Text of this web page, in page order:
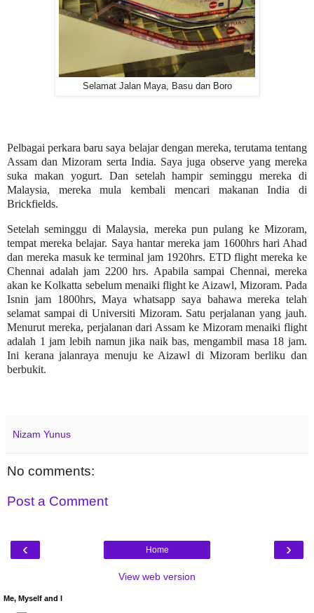
Selamat Jalan Maya, Basu dan Boro
Pelbagai perkara baru saya belajar dengan mereka, terutama tentang
Assam dan Mizoram serta India. Saya juga observe yang mereka
suka makan yogurt. Dan setelah hampir seminggu mereka di
Malaysia, mereka mula kembali mencari makanan India di
Brickfields.
Setelah seminggu di Malaysia, mereka pun pulang ke Mizoram,
tempat mereka belajar. Saya hantar mereka jam 1600hrs hari Ahad
dan mereka masuk ke terminal jam 1920hrs. ETD flight mereka ke
Chennai adalah jam 2200 hrs. Apabila sampai Chennai, mereka
akan ke Kolkatta sebelum menaiki flight ke Aizawl, Mizoram. Pada
Isnin jam 1800hrs, Maya whatsapp saya bahawa mereka telah
selamat sampai di Universiti Mizoram. Satu perjalanan yang jauh.
Menurut mereka, perjalanan dari Assam ke Mizoram menaiki flight
adalah 1 jam lebih namun jika naik bas, mengambil masa 18 jam.
Ini kerana jalanraya menuju ke Aizawl di Mizoram berliku dan
berbukit.
Nizam Yunus
No comments:
Post a Comment
‹ ›
Home
View web version
Me, Myself and I